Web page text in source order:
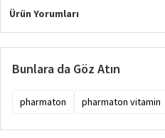
Ürün Yorumları
Bunlara da Göz Atın
pharmaton pharmaton vitamin